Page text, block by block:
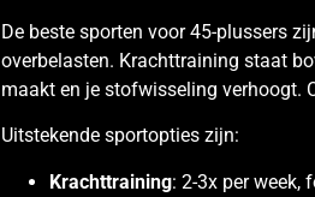
De beste sporten voor 45-plussers
overbelasten. Krachttraining staat
maakt en je stofwisseling verhoogt.
Uitstekende sportopties zijn:
Krachttraining: 2-3x per week,